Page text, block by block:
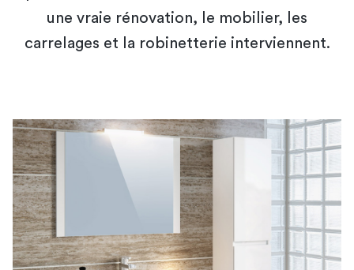
une vraie rénovation, le mobilier, les
carrelages et la robinetterie interviennent.